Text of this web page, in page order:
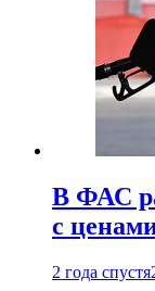
В ФАС
с
2 года спустя